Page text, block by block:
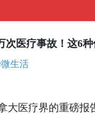
次医疗事故！这6
生活
大医疗界的重磅